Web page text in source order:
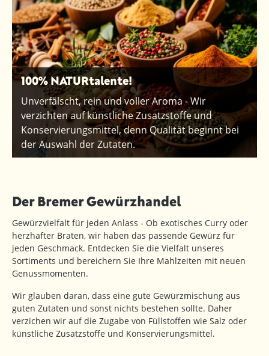
100% NATURtalente!
Unverfälscht, rein und voller Aroma - Wir
verzichten auf künstliche Zusatzstoffe und
Konservierungsmittel, denn Qualität beginnt bei
der Auswahl der Zutaten.
Der Bremer Gewürzhandel
Gewürzvielfalt für jeden Anlass - Ob exotisches Curry oder
herzhafter Braten, wir haben das passende Gewürz für
jeden Geschmack. Entdecken Sie die Vielfalt unseres
Sortiments und bereichern Sie Ihre Mahlzeiten mit neuen
Genussmomenten.
Wir glauben daran, dass eine gute Gewürzmischung aus
guten Zutaten und sonst nichts bestehen sollte. Daher
verzichen wir auf die Zugabe von Füllstoffen wie Salz oder
künstliche Zusatzstoffe und Konservierungsmittel.